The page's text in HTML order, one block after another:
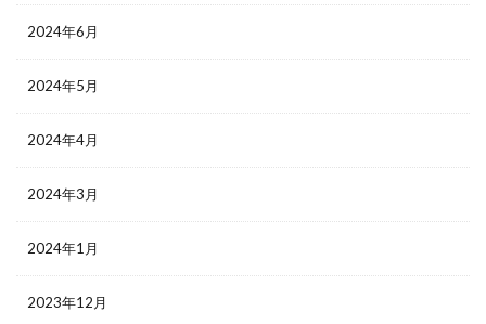
2024年6月
2024年5月
2024年4月
2024年3月
2024年1月
2023年12月